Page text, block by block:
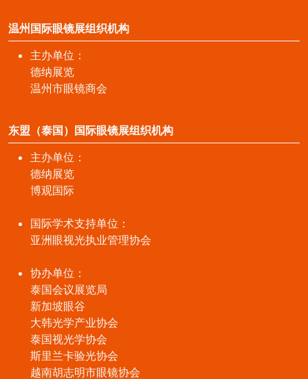
温州国际眼镜展组织机构
主办单位：
德纳展览
温州市眼镜商会
东盟（泰国）国际眼镜展组织机构
主办单位：
德纳展览
博观国际
国际学术支持单位：
亚洲眼视光执业管理协会
协办单位：
泰国会议展览局
新加坡眼谷
大韩光学产业协会
泰国视光学协会
斯里兰卡验光协会
越南胡志明市眼镜协会